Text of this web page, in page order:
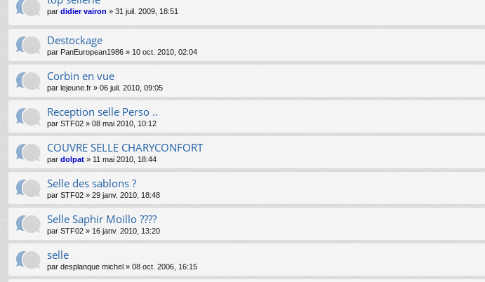
par didier vairon » 31 juil. 2009, 18:51
Destockage
par PanEuropean1986 » 10 oct. 2010, 02:04
Corbin en vue
par lejeune.fr » 06 juil. 2010, 09:05
Reception selle Perso ..
par STF02 » 08 mai 2010, 10:12
COUVRE SELLE CHARYCONFORT
par dolpat » 11 mai 2010, 18:44
Selle des sablons ?
par STF02 » 29 janv. 2010, 18:48
Selle Saphir Moillo ????
par STF02 » 16 janv. 2010, 13:20
selle
par desplanque michel » 08 oct. 2006, 16:15